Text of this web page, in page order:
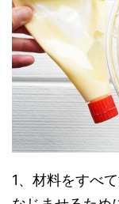
1、材料をすべ